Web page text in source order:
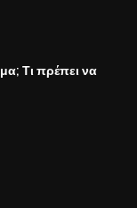
Τι πρέπει να